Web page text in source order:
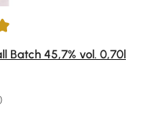
von 5 Sternen
Batch 45,7% vol. 0,70l